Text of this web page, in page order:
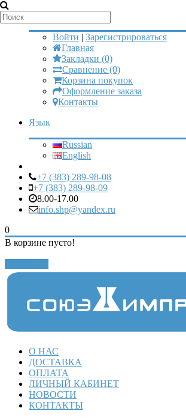
Мой аккаунт
Войти | Зарегистрироваться
Главная
Закладки (0)
Сравнение (0)
Корзина покупок
Оформление заказа
Контакты
Язык
Russian
English
+7 (383) 289-98-08
+7 (383) 289-98-09
8.00-17.00
info.shp@yandex.ru
0
В корзине пусто!
О НАС
ДОСТАВКА
ОПЛАТА
ЛИЧНЫЙ КАБИНЕТ
НОВОСТИ
КОНТАКТЫ